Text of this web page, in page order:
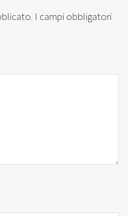
I campi obbligatori